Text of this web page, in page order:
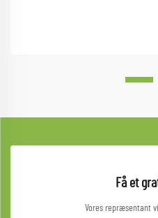
Få et
Vores repræsentant